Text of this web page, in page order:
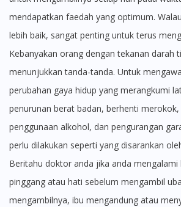
mendapatkan faedah yang optimum.
lebih baik, sangat penting untuk terus
Kebanyakan orang dengan tekanan darah
menunjukkan tanda-tanda. Untuk
perubahan gaya hidup yang merangkumi
penurunan berat badan, berhenti
penggunaan alkohol, dan pengurangan
perlu dilakukan seperti yang disarankan
Beritahu doktor anda jika anda mengalami
pinggang atau hati sebelum mengambil
mengambilnya, ibu mengandung atau